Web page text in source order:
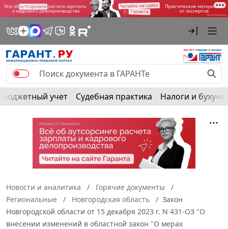
Бюджетный учет Судебная практика Налоги и
Новости и аналитика
Горячие документы
Региональные
Новгородская область
Закон
Новгородской области от 15 декабря 2023 г. N 431-ОЗ "О
внесении изменений в областной закон "О мерах